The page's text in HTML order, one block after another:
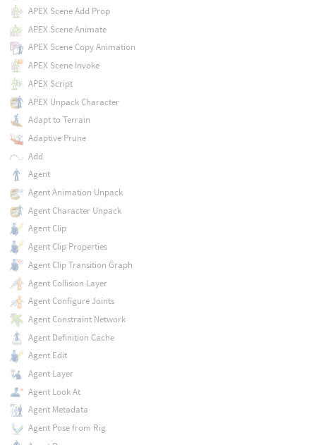
APEX Scene Add Prop
APEX Scene Animate
APEX Scene Copy Animation
APEX Scene Invoke
APEX Script
APEX Unpack Character
Adapt to Terrain
Adaptive Prune
Add
Agent
Agent Animation Unpack
Agent Character Unpack
Agent Clip
Agent Clip Properties
Agent Clip Transition Graph
Agent Collision Layer
Agent Configure Joints
Agent Constraint Network
Agent Definition Cache
Agent Edit
Agent Layer
Agent Look At
Agent Metadata
Agent Pose from Rig